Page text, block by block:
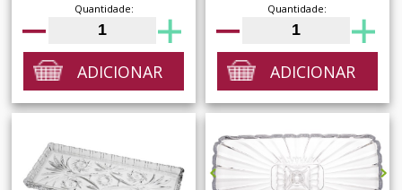
Quantidade:
ADICIONAR
Quantidade:
ADICIONAR